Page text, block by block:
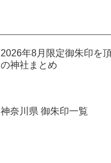
2026年8月限定御朱印を
の神社まとめ
神奈川県 御朱印一覧